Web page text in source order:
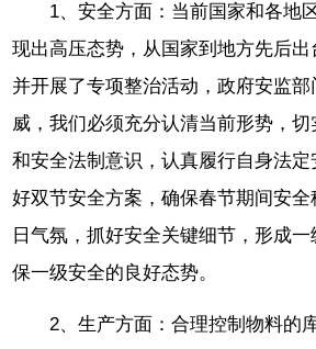
1、安全方面：当前国家和各地
现出高压态势，从国家到地方先后
并开展了专项整治活动，政府安监
威，我们必须充分认清当前形势，
和安全法制意识，认真履行自身法
好双节安全方案，确保春节期间安
日气氛，抓好安全关键细节，形成
保一级安全的良好态势。
2、生产方面：合理控制物料的